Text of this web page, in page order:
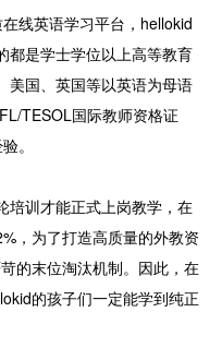
线英语学习平台，hellokid
都是学士学位以上高等教育
美国、英国等以英语为母语
TESOL国际教师资格证
。
训才能正式上岗教学，在
，为了打造高质量的外教资
的末位淘汰机制。因此，在
的孩子们一定能学到纯正